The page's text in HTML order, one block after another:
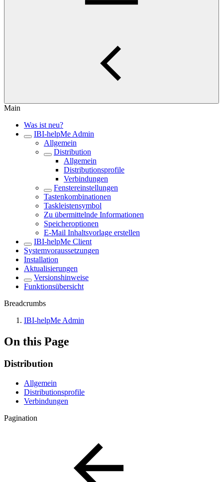
Main
Was ist neu?
IBI-helpMe Admin
Allgemein
Distribution
Allgemein
Distributionsprofile
Verbindungen
Fenstereinstellungen
Tastenkombinationen
Taskleistensymbol
Zu übermittelnde Informationen
Speicheroptionen
E-Mail Inhaltsvorlage erstellen
IBI-helpMe Client
Systemvoraussetzungen
Installation
Aktualisierungen
Versionshinweise
Funktionsübersicht
Breadcrumbs
IBI-helpMe Admin
On this Page
Distribution
Allgemein
Distributionsprofile
Verbindungen
Pagination